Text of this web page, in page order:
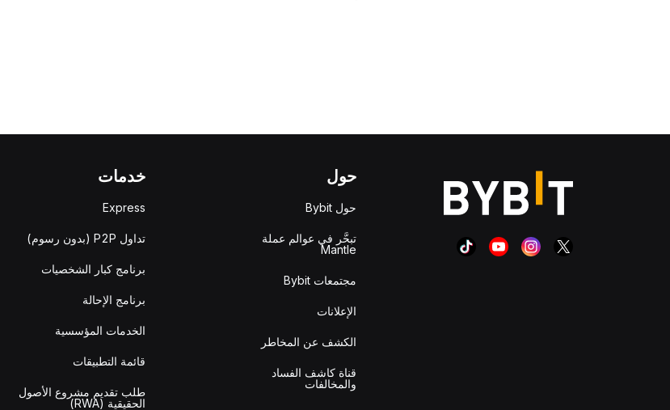
حول
حول Bybit
تبحَّر في عوالم عملة
Mantle
مجتمعات Bybit
الإعلانات
الكشف عن المخاطر
قناة كاشف الفساد
والمخالفات
خدمات
Express
تداول P2P (بدون رسوم)
برنامج كبار الشخصيات
برنامج الإحالة
الخدمات المؤسسية
قائمة التطبيقات
طلب تقديم مشروع الأصول
الحقيقية (RWA)